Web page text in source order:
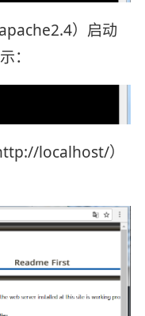
）启动
：
localhost/）